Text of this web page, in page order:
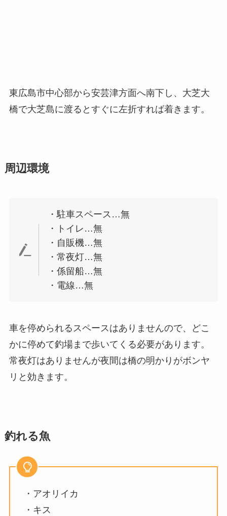
東広島市中心部から安芸津方面へ南下し、大芝大
橋で大芝島に渡るとすぐに左折すれば着きます。
周辺環境
・駐車スペース…無
・トイレ…無
・自販機…無
・常夜灯…無
・係留船…無
・電線…無
車を停められるスペースはありませんので、どこ
かに停めて釣場まで歩いてくる必要があります。
常夜灯はありませんが夜間は橋の明かりがボンヤ
リと効きます。
釣れる魚
・アオリイカ
・キス